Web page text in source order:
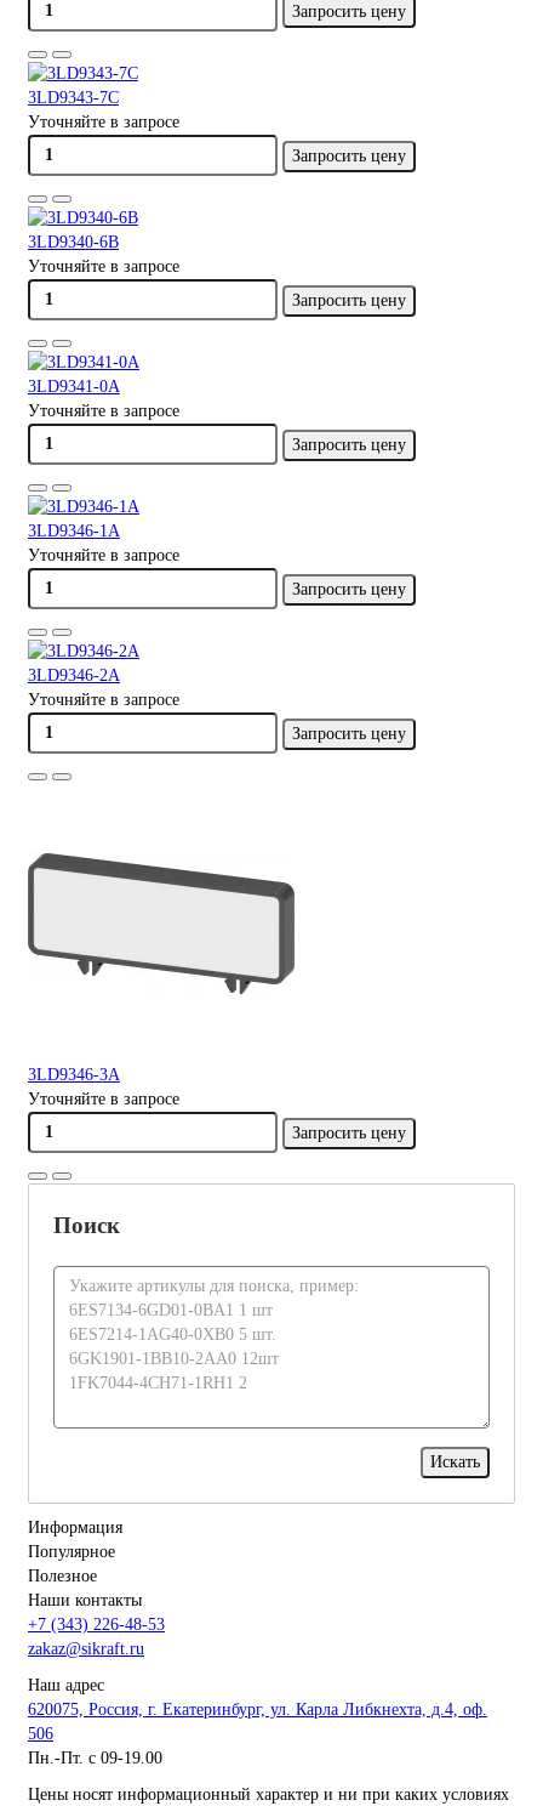
Запросить цену
3LD9343-7C
Уточняйте в запросе
Запросить цену
3LD9340-6B
Уточняйте в запросе
Запросить цену
3LD9341-0A
Уточняйте в запросе
Запросить цену
3LD9346-1A
Уточняйте в запросе
Запросить цену
3LD9346-2A
Уточняйте в запросе
Запросить цену
3LD9346-3A
Уточняйте в запросе
Запросить цену
Поиск
Информация
Популярное
Полезное
Наши контакты
+7 (343) 226-48-53
zakaz@sikraft.ru
Наш адрес
620075, Россия, г. Екатеринбург, ул. Карла Либкнехта, д.4, оф.
506
Пн.-Пт. с 09-19.00
Цены носят информационный характер и ни при каких условиях